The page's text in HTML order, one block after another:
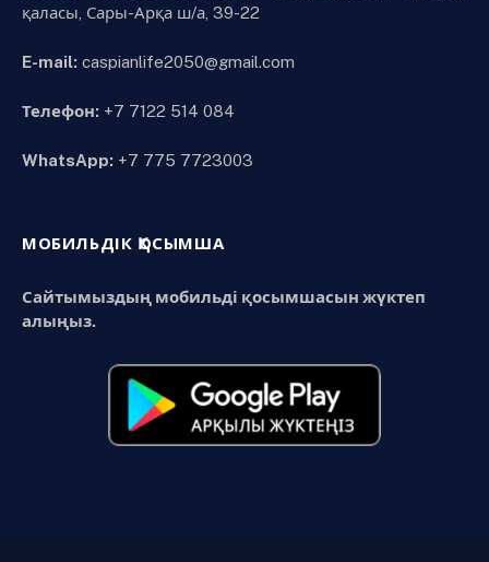
қаласы, Сары-Арқа ш/а, 39-22
E-mail: caspianlife2050@gmail.com
Телефон: +7 7122 514 084
WhatsApp: +7 775 7723003
МОБИЛЬДІК ҚОСЫМША
Сайтымыздың мобильді қосымшасын жүктеп
алыңыз.